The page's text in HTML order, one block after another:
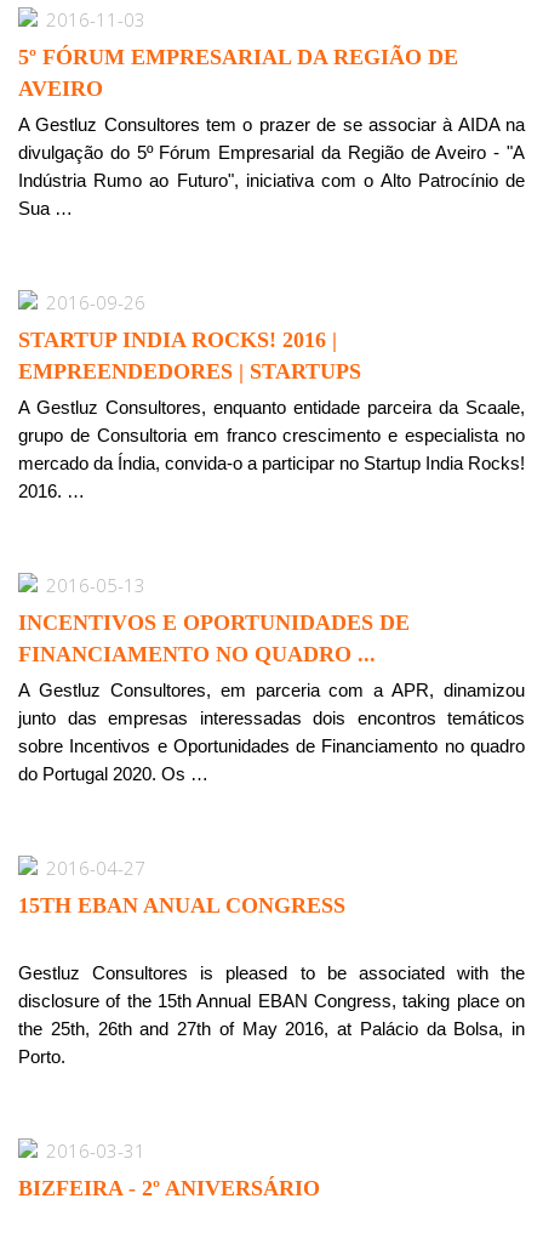
2016-11-03
5º FÓRUM EMPRESARIAL DA REGIÃO DE
AVEIRO
A Gestluz Consultores tem o prazer de se associar à AIDA na
divulgação do 5º Fórum Empresarial da Região de Aveiro - "A
Indústria Rumo ao Futuro", iniciativa com o Alto Patrocínio de
Sua …
2016-09-26
STARTUP INDIA ROCKS! 2016 |
EMPREENDEDORES | STARTUPS
A Gestluz Consultores, enquanto entidade parceira da Scaale,
grupo de Consultoria em franco crescimento e especialista no
mercado da Índia, convida-o a participar no Startup India Rocks!
2016. …
2016-05-13
INCENTIVOS E OPORTUNIDADES DE
FINANCIAMENTO NO QUADRO ...
A Gestluz Consultores, em parceria com a APR, dinamizou
junto das empresas interessadas dois encontros temáticos
sobre Incentivos e Oportunidades de Financiamento no quadro
do Portugal 2020. Os …
2016-04-27
15TH EBAN ANUAL CONGRESS
Gestluz Consultores is pleased to be associated with the
disclosure of the 15th Annual EBAN Congress, taking place on
the 25th, 26th and 27th of May 2016, at Palácio da Bolsa, in
Porto.
2016-03-31
BIZFEIRA - 2º ANIVERSÁRIO